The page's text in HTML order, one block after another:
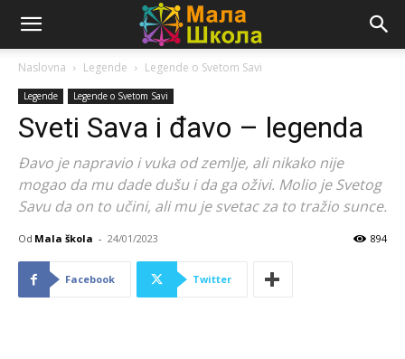
Naslovna Legende Legende o Svetom Savi
Legende Legende o Svetom Savi
Sveti Sava i đavo – legenda
Đavo je napravio i vuka od zemlje, ali nikako nije
mogao da mu dade dušu i da ga oživi. Molio je Svetog
Savu da on to učini, ali mu je svetac za to tražio sunce.
Od Mala škola - 24/01/2023 894
Facebook Twitter